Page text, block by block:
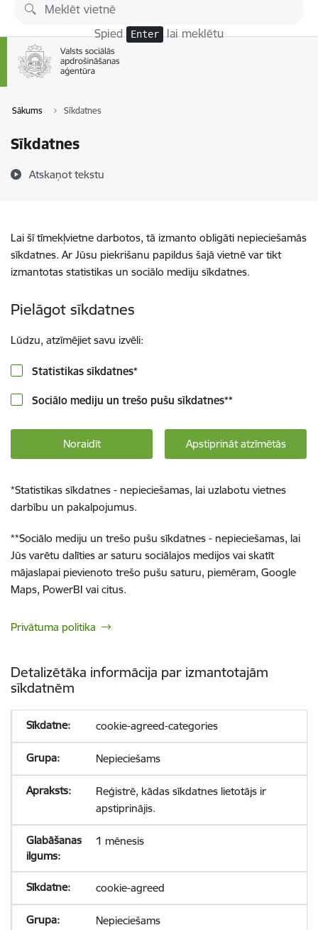
Pāriet uz lapas saturu
Spied Enter lai meklētu
Sākums Sīkdatnes
Sīkdatnes
Atskaņot tekstu
Lai šī tīmekļvietne darbotos, tā izmanto obligāti nepieciešamās
sīkdatnes. Ar Jūsu piekrišanu papildus šajā vietnē var tikt
izmantotas statistikas un sociālo mediju sīkdatnes.
Pielāgot sīkdatnes
Lūdzu, atzīmējiet savu izvēli:
Statistikas sīkdatnes*
Sociālo mediju un trešo pušu sīkdatnes**
Noraidīt Apstiprināt atzīmētās
*Statistikas sīkdatnes - nepieciešamas, lai uzlabotu vietnes
darbību un pakalpojumus.
**Sociālo mediju un trešo pušu sīkdatnes - nepieciešamas, lai
Jūs varētu dalīties ar saturu sociālajos medijos vai skatīt
mājaslapai pievienoto trešo pušu saturu, piemēram, Google
Maps, PowerBI vai citus.
Privātuma politika
Detalizētāka informācija par izmantotajām
sīkdatnēm
cookie-agreed-categories
Nepieciešams
Reģistrē, kādas sīkdatnes lietotājs ir
apstiprinājis.
1 mēnesis
cookie-agreed
Nepieciešams